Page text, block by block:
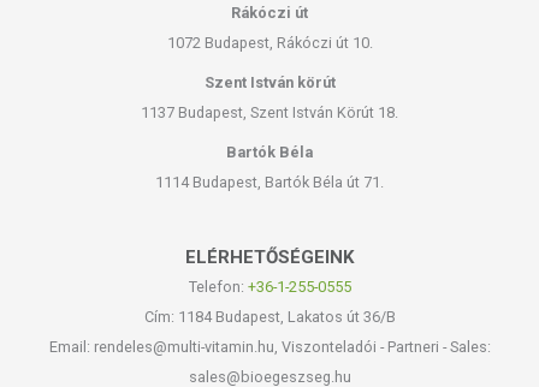
Rákóczi út
1072 Budapest, Rákóczi út 10.
Szent István körút
1137 Budapest, Szent István Körút 18.
Bartók Béla
1114 Budapest, Bartók Béla út 71.
ELÉRHETŐSÉGEINK
Telefon: +36-1-255-0555
Cím: 1184 Budapest, Lakatos út 36/B
Email: rendeles@multi-vitamin.hu, Viszonteladói - Partneri - Sales:
sales@bioegeszseg.hu